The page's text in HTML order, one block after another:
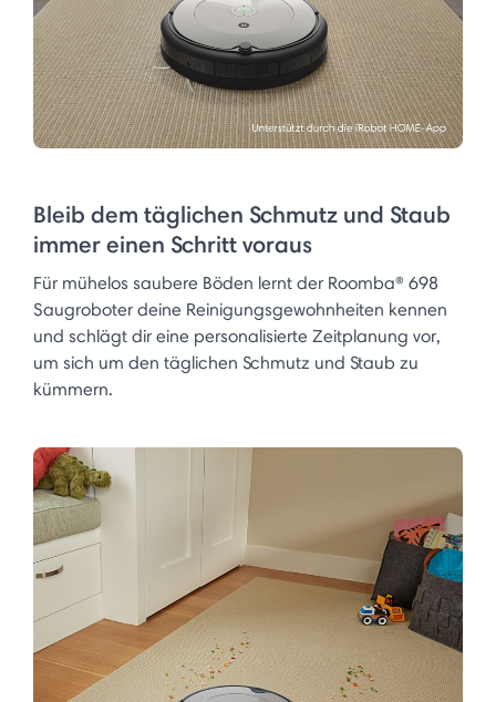
Bleib dem täglichen Schmutz und Staub
immer einen Schritt voraus
Für mühelos saubere Böden lernt der Roomba® 698
Saugroboter deine Reinigungsgewohnheiten kennen
und schlägt dir eine personalisierte Zeitplanung vor,
um sich um den täglichen Schmutz und Staub zu
kümmern.